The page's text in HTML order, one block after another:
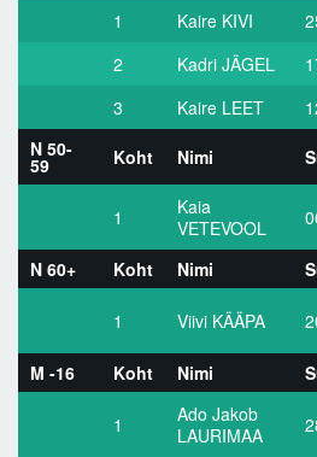
1 Kaire KIVI
2
Kadri JÄGEL
3
Kaire LEET
N 50-
59 Koht Nimi
1
Kaia
VETEVOOL
N 60+ Koht Nimi
1 Viivi KÄÄPA
M -16
Koht Nimi
1
Ado Jakob
LAURIMAA